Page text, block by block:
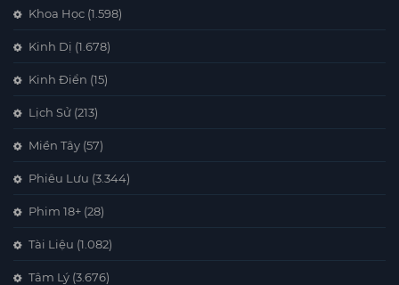
Khoa Học (1.598)
Kinh Dị (1.678)
Kinh Điển (15)
Lịch Sử (213)
Miền Tây (57)
Phiêu Lưu (3.344)
Phim 18+ (28)
Tài Liệu (1.082)
Tâm Lý (3.676)